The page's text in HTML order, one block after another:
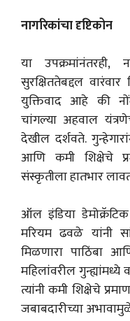
नागरिकांचा दृष्टिकोन
या उपक्रमांनंतरही,
सुरक्षिततेबद्दल
युक्तिवाद आहे की
चांगल्या अहवाल
देखील दर्शवते.
आणि कमी शिक्षेचे
संस्कृतीला हातभार
ऑल इंडिया
मरियम ढवळे यांनी
मिळणारा पाठिंबा
महिलांवरील गुन्ह्यांमध्ये
त्यांनी कमी शिक्षेचे
जबाबदारीच्या